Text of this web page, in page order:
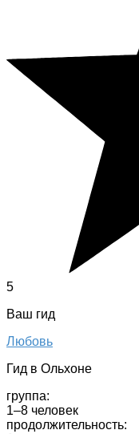
5
Ваш гид
Любовь
Гид в Ольхоне
группа:
1–8 человек
продолжительность: